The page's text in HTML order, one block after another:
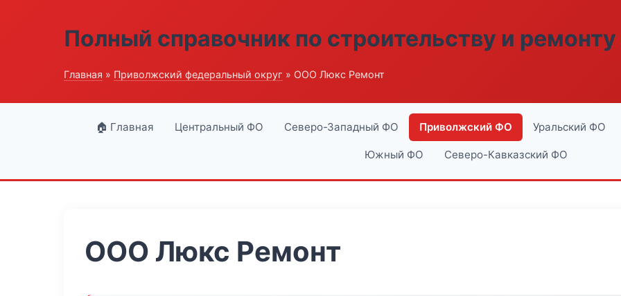
Полный справочник по строительству и ремонту
Главная » Приволжский федеральный округ » ООО Люкс Ремонт
🏠 Главная Центральный ФО Северо-Западный ФО Приволжский ФО Уральский ФО
Южный ФО Северо-Кавказский ФО
ООО Люкс Ремонт